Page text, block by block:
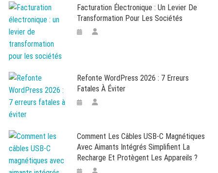
Facturation Électronique : Un Levier De
Transformation Pour Les Sociétés
Refonte WordPress 2026 : 7 Erreurs
Fatales À Éviter
Comment Les Câbles USB-C Magnétiques
Avec Aimants Intégrés Simplifient La
Recharge Et Protègent Les Appareils ?